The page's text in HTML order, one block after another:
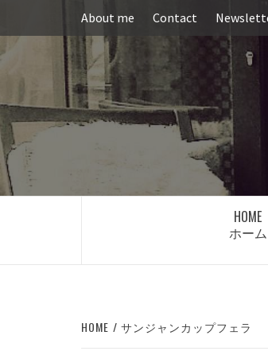
About me Contact
HOME
ホーム
HOME サンジャンカップフェラ